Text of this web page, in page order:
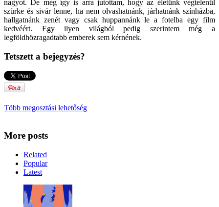
nagyot. De még így is arra jutottam, hogy az életünk végtelenül
szürke és sivár lenne, ha nem olvashatnánk, járhatnánk színházba,
hallgatnánk zenét vagy csak huppannánk le a fotelba egy film
kedvéért. Egy ilyen világból pedig szerintem még a
legföldhözragadtabb emberek sem kérnének.
Tetszett a bejegyzés?
Több megosztási lehetőség
More posts
Related
Popular
Latest